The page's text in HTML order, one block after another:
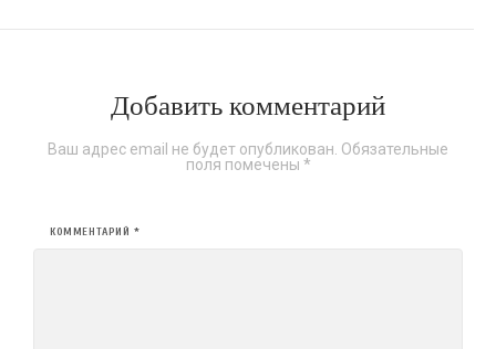
Добавить комментарий
Ваш адрес email не будет опубликован. Обязательные
поля помечены *
КОММЕНТАРИЙ*